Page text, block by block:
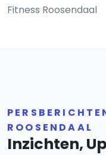
Fitness Roosendaal
ROOSENDAAL
Inzichten,